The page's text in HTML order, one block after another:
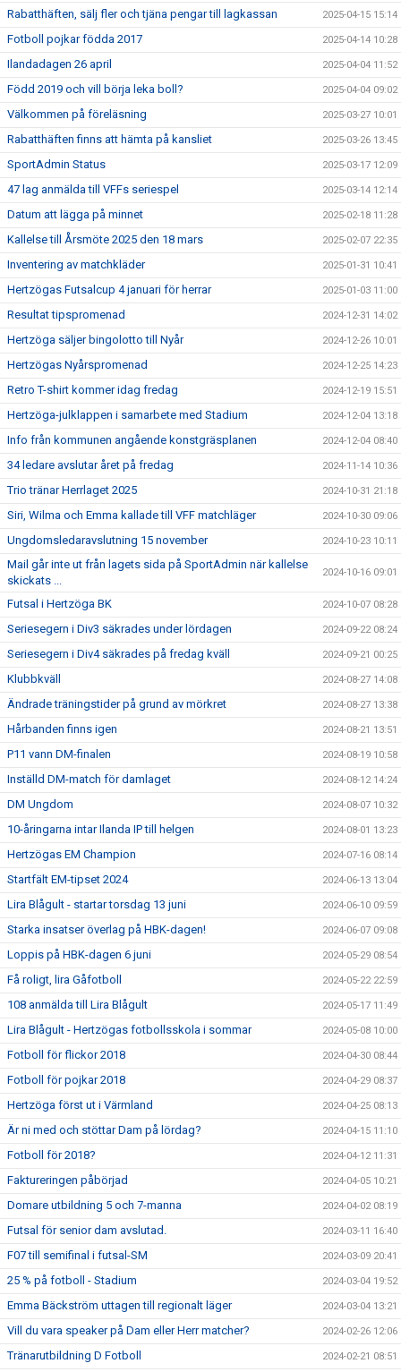
Rabatthäften, sälj fler och tjäna pengar till lagkassan 2025-04-15 15:14
Fotboll pojkar födda 2017 2025-04-14 10:28
Ilandadagen 26 april 2025-04-04 11:52
Född 2019 och vill börja leka boll? 2025-04-04 09:02
Välkommen på föreläsning 2025-03-27 10:01
Rabatthäften finns att hämta på kansliet 2025-03-26 13:45
SportAdmin Status 2025-03-17 12:09
47 lag anmälda till VFFs seriespel 2025-03-14 12:14
Datum att lägga på minnet 2025-02-18 11:28
Kallelse till Årsmöte 2025 den 18 mars 2025-02-07 22:35
Inventering av matchkläder 2025-01-31 10:41
Hertzögas Futsalcup 4 januari för herrar 2025-01-03 11:00
Resultat tipspromenad 2024-12-31 14:02
Hertzöga säljer bingolotto till Nyår 2024-12-26 10:01
Hertzögas Nyårspromenad 2024-12-25 14:23
Retro T-shirt kommer idag fredag 2024-12-19 15:51
Hertzöga-julklappen i samarbete med Stadium 2024-12-04 13:18
Info från kommunen angående konstgräsplanen 2024-12-04 08:40
34 ledare avslutar året på fredag 2024-11-14 10:36
Trio tränar Herrlaget 2025 2024-10-31 21:18
Siri, Wilma och Emma kallade till VFF matchläger 2024-10-30 09:06
Ungdomsledaravslutning 15 november 2024-10-23 10:11
Mail går inte ut från lagets sida på SportAdmin när kallelse
skickats ...
2024-10-16 09:01
Futsal i Hertzöga BK 2024-10-07 08:28
Seriesegern i Div3 säkrades under lördagen 2024-09-22 08:24
Seriesegern i Div4 säkrades på fredag kväll 2024-09-21 00:25
Klubbkväll 2024-08-27 14:08
Ändrade träningstider på grund av mörkret 2024-08-27 13:38
Hårbanden finns igen 2024-08-21 13:51
P11 vann DM-finalen 2024-08-19 10:58
Inställd DM-match för damlaget 2024-08-12 14:24
DM Ungdom 2024-08-07 10:32
10-åringarna intar Ilanda IP till helgen 2024-08-01 13:23
Hertzögas EM Champion 2024-07-16 08:14
Startfält EM-tipset 2024 2024-06-13 13:04
Lira Blågult - startar torsdag 13 juni 2024-06-10 09:59
Starka insatser överlag på HBK-dagen! 2024-06-07 09:08
Loppis på HBK-dagen 6 juni 2024-05-29 08:54
Få roligt, lira Gåfotboll 2024-05-22 22:59
108 anmälda till Lira Blågult 2024-05-17 11:49
Lira Blågult - Hertzögas fotbollsskola i sommar 2024-05-08 10:00
Fotboll för flickor 2018 2024-04-30 08:44
Fotboll för pojkar 2018 2024-04-29 08:37
Hertzöga först ut i Värmland 2024-04-25 08:13
Är ni med och stöttar Dam på lördag? 2024-04-15 11:10
Fotboll för 2018? 2024-04-12 11:31
Faktureringen påbörjad 2024-04-05 10:21
Domare utbildning 5 och 7-manna 2024-04-02 08:19
Futsal för senior dam avslutad. 2024-03-11 16:40
F07 till semifinal i futsal-SM 2024-03-09 20:41
25 % på fotboll - Stadium 2024-03-04 19:52
Emma Bäckström uttagen till regionalt läger 2024-03-04 13:21
Vill du vara speaker på Dam eller Herr matcher? 2024-02-26 12:06
Tränarutbildning D Fotboll 2024-02-21 08:51